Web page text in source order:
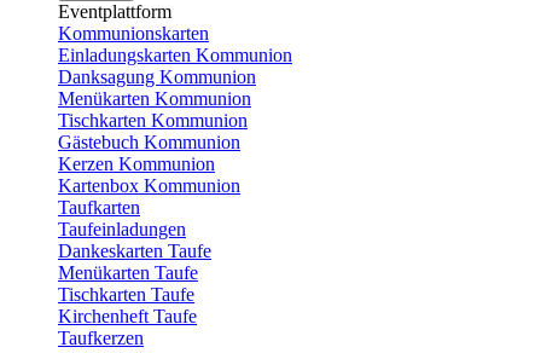
Eventplattform
Kommunionskarten
Einladungskarten Kommunion
Danksagung Kommunion
Menükarten Kommunion
Tischkarten Kommunion
Gästebuch Kommunion
Kerzen Kommunion
Kartenbox Kommunion
Taufkarten
Taufeinladungen
Dankeskarten Taufe
Menükarten Taufe
Tischkarten Taufe
Kirchenheft Taufe
Taufkerzen